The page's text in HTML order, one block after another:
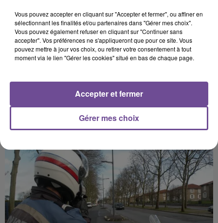
NICOLAS FLORIAN EST DÉCÉDÉ À L’ÂGE DE 55 ANS
Vous pouvez accepter en cliquant sur "Accepter et fermer", ou affiner en
sélectionnant les finalités et/ou partenaires dans "Gérer mes choix".
Vous pouvez également refuser en cliquant sur "Continuer sans
accepter". Vos préférences ne s'appliqueront que pour ce site. Vous
pouvez mettre à jour vos choix, ou retirer votre consentement à tout
moment via le lien "Gérer les cookies" situé en bas de chaque page.
Gérer mes choix
Accepter et fermer